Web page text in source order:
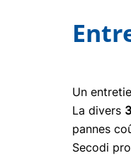
Un
La divers
pannes
Secodi